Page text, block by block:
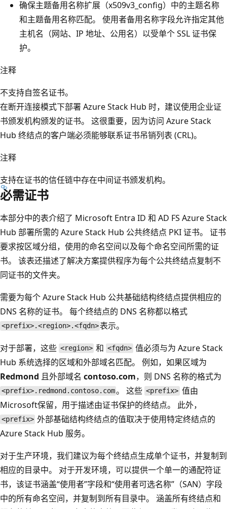
确保主题备用名称扩展（x509v3_config）中的主题名称
和主题备用名称匹配。 使用者备用名称字段允许指定其他
主机名（网站、IP 地址、公用名）以受单个 SSL 证书保
护。
注释
不支持自签名证书。
在断开连接模式下部署 Azure Stack Hub 时，建议使用企业证
书颁发机构颁发的证书。 这很重要，因为访问 Azure Stack
Hub 终结点的客户端必须能够联系证书吊销列表 (CRL)。
注释
支持在证书的信任链中存在中间证书颁发机构。
必需证书
本部分中的表介绍了 Microsoft Entra ID 和 AD FS Azure Stack
Hub 部署所需的 Azure Stack Hub 公共终结点 PKI 证书。 证书
要求按区域分组，使用的命名空间以及每个命名空间所需的证
书。 该表还描述了解决方案提供程序为每个公共终结点复制不
同证书的文件夹。
需要为每个 Azure Stack Hub 公共基础结构终结点提供相应的
DNS 名称的证书。 每个终结点的 DNS 名称都以格式
<prefix>.<region>.<fqdn>表示。
对于部署，这些 <region> 和 <fqdn> 值必须与为 Azure Stack
Hub 系统选择的区域和外部域名匹配。 例如，如果区域为
Redmond 且外部域名 contoso.com，则 DNS 名称的格式为
<prefix>.redmond.contoso.com。 这些 <prefix> 值由
Microsoft保留，用于描述由证书保护的终结点。 此外，
<prefix> 外部基础结构终结点的值取决于使用特定终结点的
Azure Stack Hub 服务。
对于生产环境，我们建议为每个终结点生成单个证书，并复制到
相应的目录中。 对于开发环境，可以提供一个单一的通配符证
书，该证书涵盖“使用者”字段和“使用者可选名称”（SAN）字段
中的所有命名空间，并复制到所有目录中。 涵盖所有终结点和